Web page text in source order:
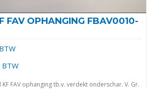
FAV OPHANGING FBAV0010-
BTW
FAV ophanging tb.v. verdekt onderschar. V. Gr.